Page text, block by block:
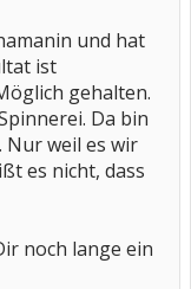
und hat
ist
gehalten.
Da bin
Nur weil es wir
es nicht, dass
noch lange ein